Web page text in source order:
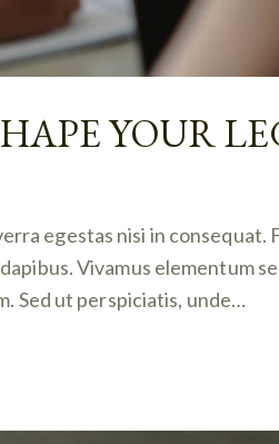
YOUR
egestas nisi in consequat.
Vivamus elementum
Sed ut perspiciatis, unde…